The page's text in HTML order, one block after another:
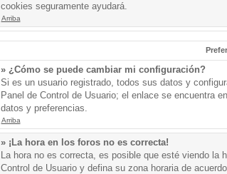
cookies seguramente ayudará.
Arriba
» ¿Cómo se puede cambiar mi configuración?
Si es un usuario registrado, todos sus datos y
Panel de Control de Usuario; el enlace se encuentra
datos y preferencias.
Arriba
» ¡La hora en los foros no es correcta!
La hora no es correcta, es posible que esté viendo
Control de Usuario y defina su zona horaria de